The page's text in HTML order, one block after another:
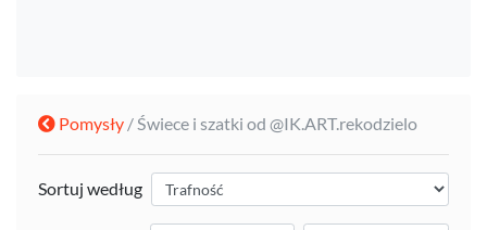
Pomysły / Świece i szatki od @IK.ART.rekodzielo
Sortuj według